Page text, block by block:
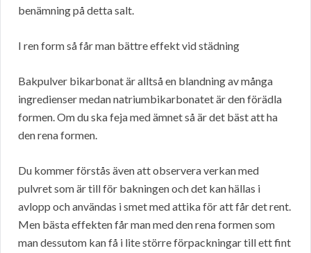
benämning på detta salt.
I ren form så får man bättre effekt vid städning
Bakpulver bikarbonat är alltså en blandning av många
ingredienser medan natriumbikarbonatet är den förädla
formen. Om du ska feja med ämnet så är det bäst att ha
den rena formen.
Du kommer förstås även att observera verkan med
pulvret som är till för bakningen och det kan hällas i
avlopp och användas i smet med attika för att får det rent.
Men bästa effekten får man med den rena formen som
man dessutom kan få i lite större förpackningar till ett fint